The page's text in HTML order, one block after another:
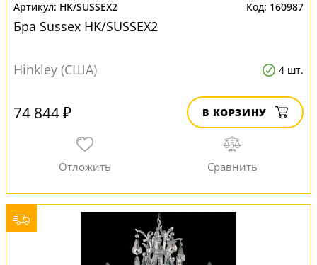
HK/SUSSEX2 160987
Бра Sussex HK/SUSSEX2
Hinkley (США) 4 шт.
74 844 ₽ В КОРЗИНУ